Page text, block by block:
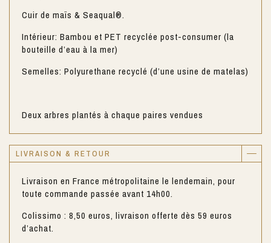
Cuir de maïs & Seaqual®.
Intérieur: Bambou et PET recyclée post-consumer (la
bouteille d’eau à la mer)
Semelles: Polyurethane recyclé (d’une usine de matelas)
Deux arbres plantés à chaque paires vendues
LIVRAISON & RETOUR
Livraison en France métropolitaine le lendemain, pour
toute commande passée avant 14h00.
Colissimo : 8,50 euros, livraison offerte dès 59 euros
d’achat.